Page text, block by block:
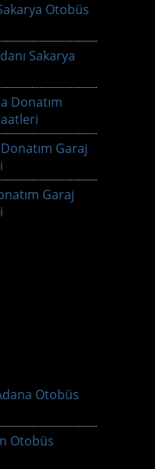
Otobüs
Sakarya
Donatım
Garaj
Garaj
Otobüs
Otobüs